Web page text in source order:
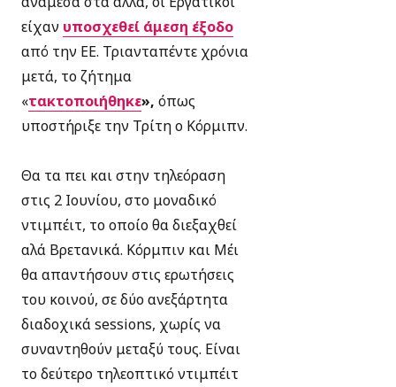
είχαν υποσχεθεί άμεση έξοδο
από την ΕΕ. Τριανταπέντε χρόνια
μετά, το ζήτημα
«τακτοποιήθηκε»,όπως
υποστήριξε την Τρίτη ο Κόρμιπν.
Θα τα πει και στην τηλεόραση
στις 2 Ιουνίου, στο μοναδικό
ντιμπέιτ, το οποίο θα διεξαχθεί
αλά Βρετανικά. Κόρμπιν και Μέι
θα απαντήσουν στις ερωτήσεις
του κοινού, σε δύο ανεξάρτητα
διαδοχικά sessions, χωρίς να
συναντηθούν μεταξύ τους. Είναι
το δεύτερο τηλεοπτικό ντιμπέιτ